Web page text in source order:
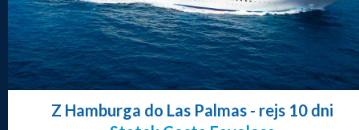
Z Hamburga do Las Palmas - rejs 10 dni